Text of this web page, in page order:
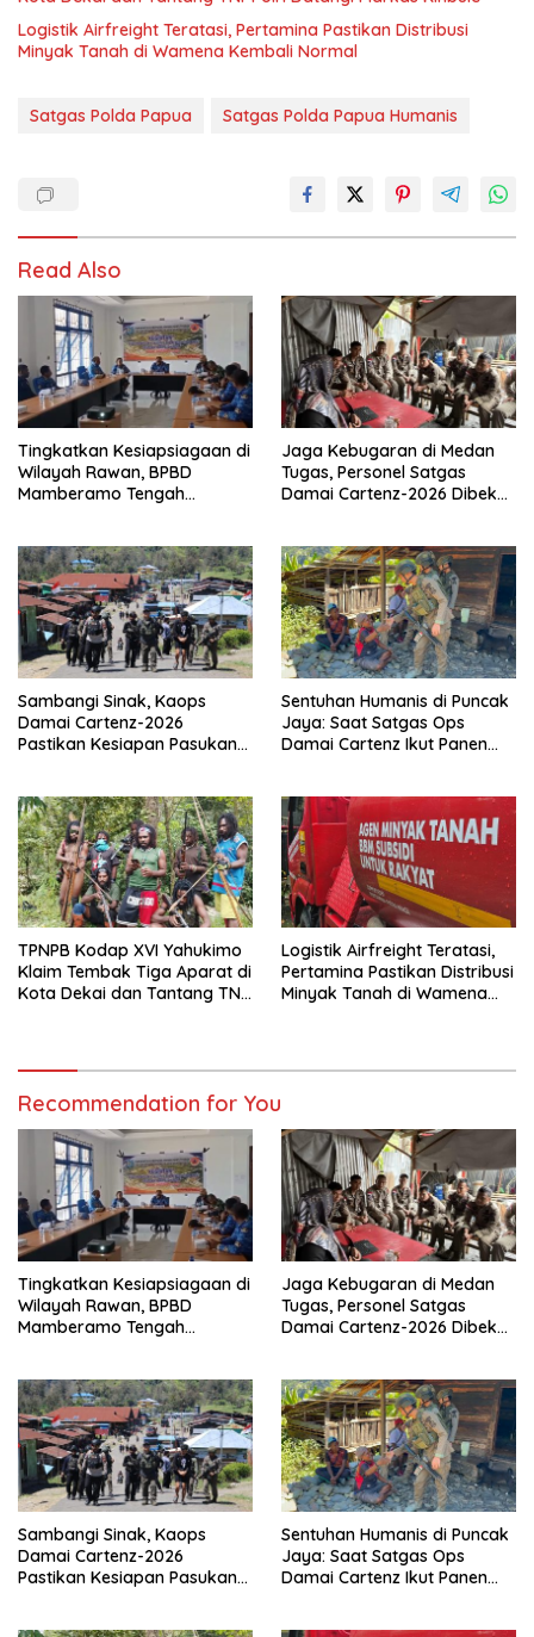
Logistik Airfreight Teratasi, Pertamina Pastikan Distribusi
Minyak Tanah di Wamena Kembali Normal
Satgas Polda Papua Satgas Polda Papua Humanis
Read Also
Tingkatkan Kesiapsiagaan di
Wilayah Rawan, BPBD
Mamberamo Tengah
Jaga Kebugaran di Medan
Tugas, Personel Satgas
Damai Cartenz-2026 Dibekali
Sambangi Sinak, Kaops
Damai Cartenz-2026
Pastikan Kesiapan Pasukan
Sentuhan Humanis di Puncak
Jaya: Saat Satgas Ops
Damai Cartenz Ikut Panen
TPNPB Kodap XVI Yahukimo
Klaim Tembak Tiga Aparat di
Kota Dekai dan Tantang TNI-
Logistik Airfreight Teratasi,
Pertamina Pastikan Distribusi
Minyak Tanah di Wamena
Recommendation for You
Tingkatkan Kesiapsiagaan di
Wilayah Rawan, BPBD
Mamberamo Tengah
Jaga Kebugaran di Medan
Tugas, Personel Satgas
Damai Cartenz-2026 Dibekali
Sambangi Sinak, Kaops
Damai Cartenz-2026
Pastikan Kesiapan Pasukan
Sentuhan Humanis di Puncak
Jaya: Saat Satgas Ops
Damai Cartenz Ikut Panen